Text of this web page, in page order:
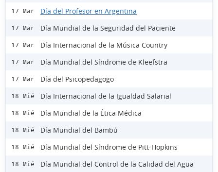
17 Mar Día del Profesor en Argentina
17 Mar Día Mundial de la Seguridad del Paciente
17 Mar Día Internacional de la Música Country
17 Mar Día Mundial del Síndrome de Kleefstra
17 Mar Día del Psicopedagogo
18 Mié Día Internacional de la Igualdad Salarial
18 Mié Día Mundial de la Ética Médica
18 Mié Día Mundial del Bambú
18 Mié Día Mundial del Síndrome de Pitt-Hopkins
18 Mié Día Mundial del Control de la Calidad del Agua